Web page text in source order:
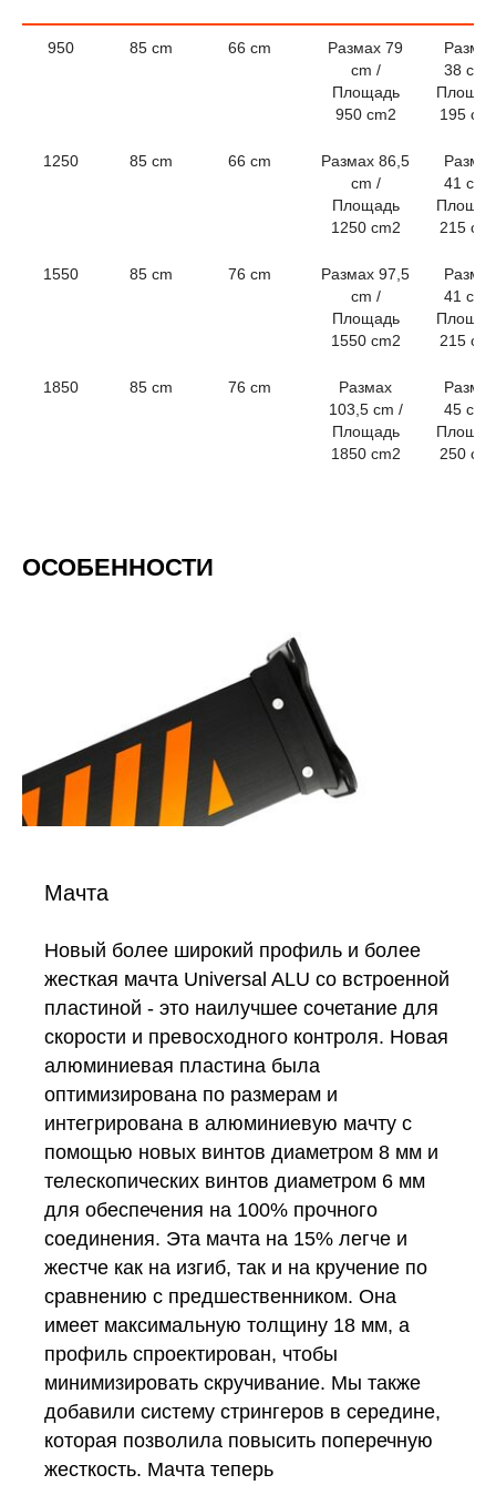
950 85 cm 66 cm
Размах 79
cm /
Площадь
950 cm2
Размах
38 cm /
195
1250 85 cm 66 cm
Размах 86,5
cm /
Площадь
1250 cm2
Размах
41 cm /
215
1550 85 cm 76 cm
Размах 97,5
cm /
Площадь
1550 cm2
Размах
41 cm /
215
1850 85 cm 76 cm
Размах
103,5 cm /
Площадь
1850 cm2
Размах
45 cm /
250
ОСОБЕННОСТИ
Мачта
Новый более широкий профиль и более
жесткая мачта Universal ALU со встроенной
пластиной - это наилучшее сочетание для
скорости и превосходного контроля. Новая
алюминиевая пластина была
оптимизирована по размерам и
интегрирована в алюминиевую мачту с
помощью новых винтов диаметром 8 мм и
телескопических винтов диаметром 6 мм
для обеспечения на 100% прочного
соединения. Эта мачта на 15% легче и
жестче как на изгиб, так и на кручение по
сравнению с предшественником. Она
имеет максимальную толщину 18 мм, а
профиль спроектирован, чтобы
минимизировать скручивание. Мы также
добавили систему стрингеров в середине,
которая позволила повысить поперечную
жесткость. Мачта теперь